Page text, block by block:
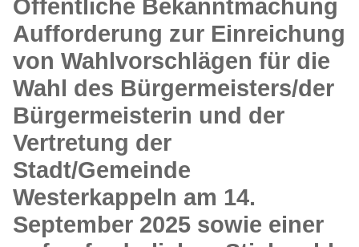
Öffentliche Bekanntmachung
Aufforderung zur Einreichung
von Wahlvorschlägen für die
Wahl des Bürgermeisters/der
Bürgermeisterin und der
Vertretung der
Stadt/Gemeinde
Westerkappeln am 14.
September 2025 sowie einer